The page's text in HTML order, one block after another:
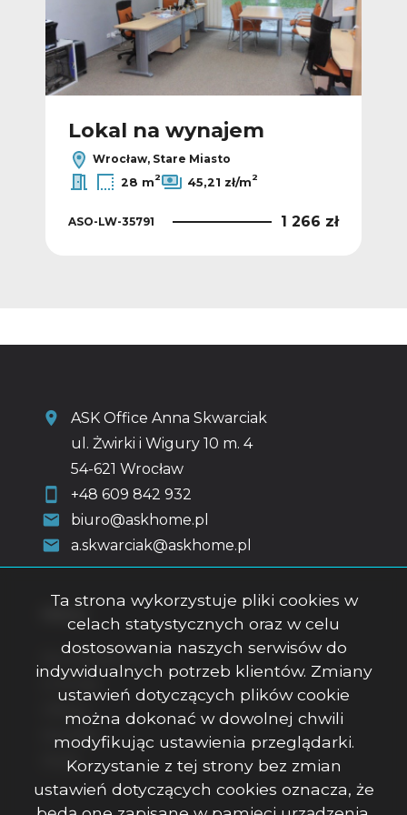
Lokal na wynajem
Wrocław, Stare Miasto
28 m2 45,21 zł/m2
ASO-LW-35791 1 266 zł
ASK Office Anna Skwarciak
ul. Żwirki i Wigury 10 m. 4
54-621 Wrocław
+48 609 842 932
biuro@askhome.pl
a.skwarciak@askhome.pl
Strona główna
O firmie
Kontakt
Rodo
Ta strona wykorzystuje pliki cookies w
celach statystycznych oraz w celu
dostosowania naszych serwisów do
indywidualnych potrzeb klientów. Zmiany
ustawień dotyczących plików cookie
można dokonać w dowolnej chwili
modyfikując ustawienia przeglądarki.
Korzystanie z tej strony bez zmian
ustawień dotyczących cookies oznacza, że